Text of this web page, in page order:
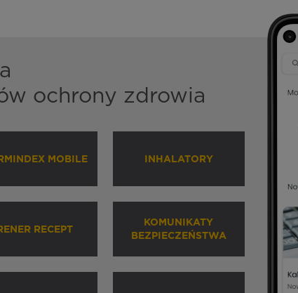
ochrony zdrowia
MOBILE INHALATORY
RECEPT
KOMUNIKATY
BEZPIECZEŃSTWA